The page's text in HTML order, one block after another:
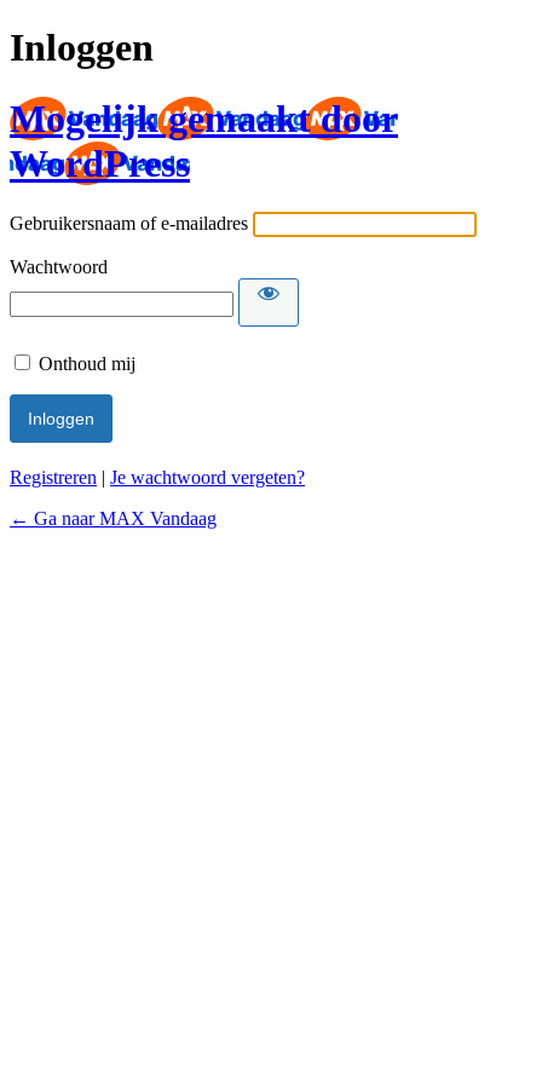
Inloggen
Mogelijk gemaakt door
WordPress
Gebruikersnaam of e-mailadres
Wachtwoord
Onthoud mij
Registreren | Je wachtwoord vergeten?
← Ga naar MAX Vandaag